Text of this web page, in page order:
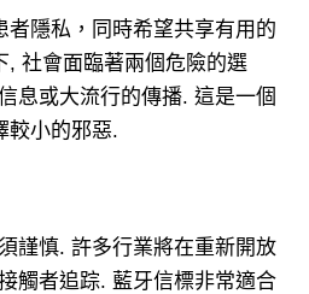
隱私，同時希望共享有用的
, 社會面臨著兩個危險的選
息或大流行的傳播. 這是一個
較小的邪惡.
謹慎. 許多行業將在重新開放
觸者追踪. 藍牙信標非常適合